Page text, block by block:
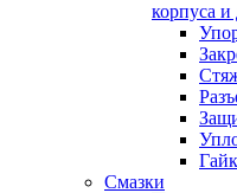
корпуса и
Смазки